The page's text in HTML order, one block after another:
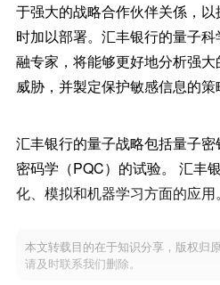
于强大的战略合作伙伴关係，
时加以部署。汇丰银行的量子
融专家，将能够更好地分析强
威胁，并製定保护敏感信息的策
汇丰银行的量子战略包括量子
密码学（PQC）的试验。 汇丰
化、模拟和机器学习方面的应用。
本文转载目的在于知识分享，版权归
请及时联系我们删除。